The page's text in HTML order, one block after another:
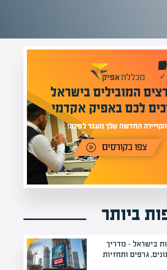
מומחים בהערכת שווי
מעל 1000 מומחים
בהערכות שווי
מחכים לכם באתר
ביותר
בישראל – מדריך
גרפים ותחזיות